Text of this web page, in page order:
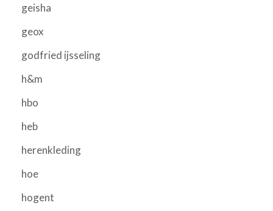
geisha
geox
godfried ijsseling
h&m
hbo
heb
herenkleding
hoe
hogent